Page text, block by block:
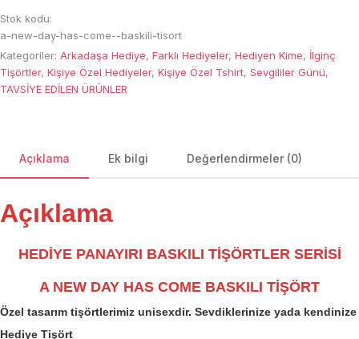
Has
Baskılı
Tişört
Stok kodu:
a-new-day-has-come--baskili-tisort
Kategoriler: Arkadaşa Hediye, Farklı Hediyeler, Hediyen Kime, İlginç
Tişörtler, Kişiye Özel Hediyeler, Kişiye Özel Tshirt, Sevgililer Günü,
TAVSİYE EDİLEN ÜRÜNLER
Açıklama Ek bilgi Değerlendirmeler (0)
Açıklama
HEDİYE PANAYIRI BASKILI TİŞÖRTLER SERİSİ
A NEW DAY HAS COME BASKILI TİŞÖRT
Özel tasarım tişörtlerimiz unisexdir. Sevdiklerinize yada kendinize
Hediye Tişört